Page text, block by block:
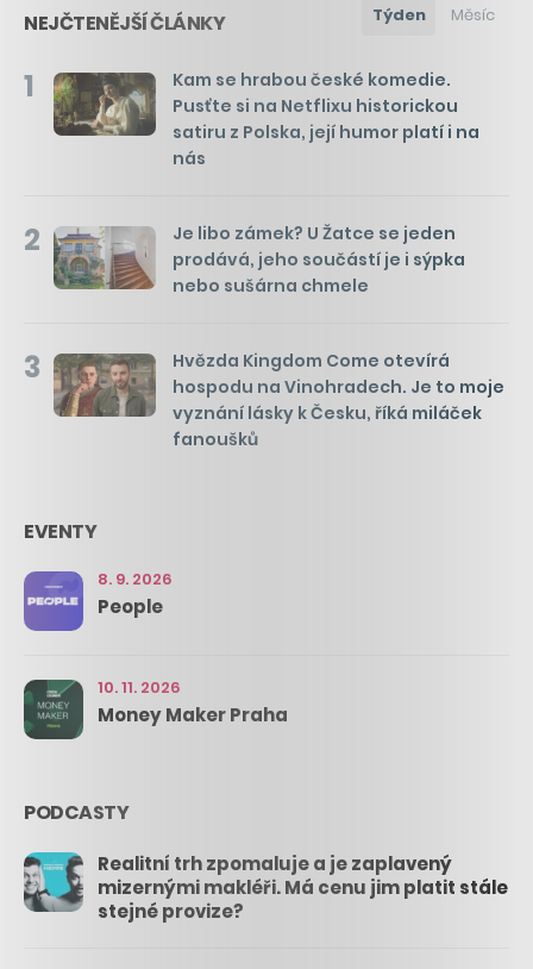
NEJČTENĚJŠÍ ČLÁNKY Týden Měsíc
1
Kam se hrabou české komedie.
Pusťte si na Netflixu historickou
satiru z Polska, její humor platí i na
nás
2
Je libo zámek? U Žatce se jeden
prodává, jeho součástí je i sýpka
nebo sušárna chmele
3
Hvězda Kingdom Come otevírá
hospodu na Vinohradech. Je to moje
vyznání lásky k Česku, říká miláček
fanoušků
EVENTY
8. 9. 2026
People
10. 11. 2026
Money Maker Praha
PODCASTY
Realitní trh zpomaluje a je zaplavený
mizernými makléři. Má cenu jim platit stále
stejné provize?